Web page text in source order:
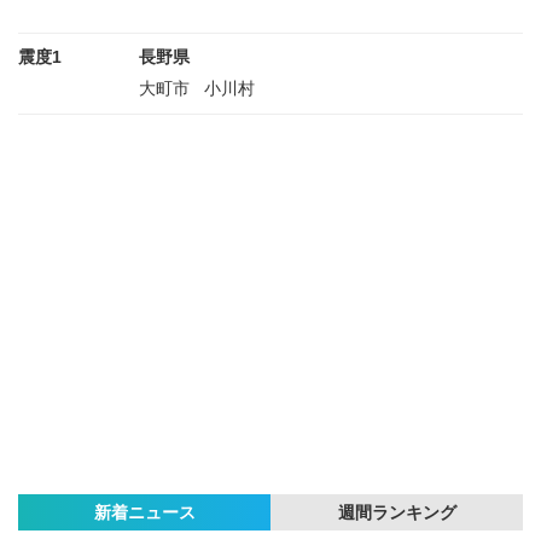
震度1
長野県
大町市
小川村
新着ニュース 週間ランキング